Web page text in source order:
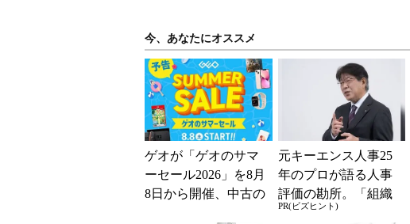
今、あなたにオススメ
ゲオが「ゲオのサマ
ーセール2026」を8月
8日から開催、中古の
元キーエンス人事25
年のプロが語る人事
評価の勘所。「組織
を腐らせるNG評価」
PR(ビズヒント)